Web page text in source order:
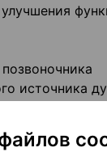
источника